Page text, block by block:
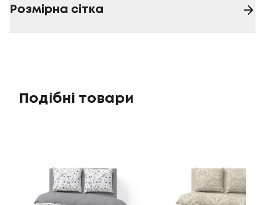
Розмірна сітка
Подібні товари